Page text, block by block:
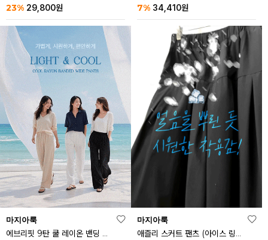
23% 29,800원 7% 34,410원
마지아룩
에브리핏 9탄 쿨 레이온 밴딩 와이드 팬츠
마지아룩
애즐리 스커트 팬츠 (아이스 링클프리ver.)